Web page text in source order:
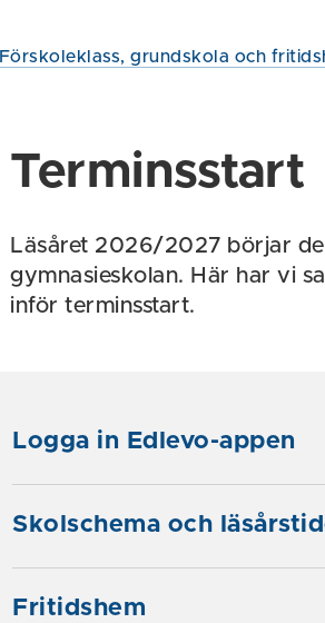
Förskoleklass, grundskola och
Terminsstart
Läsåret 2026/2027 börjar
gymnasieskolan. Här har vi
inför terminsstart.
Logga in Edlevo-appen
Skolschema och
Fritidshem